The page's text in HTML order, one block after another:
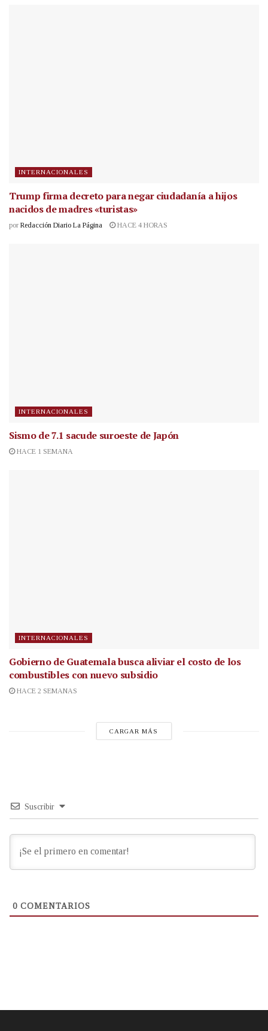
INTERNACIONALES
Trump firma decreto para negar ciudadanía a hijos
nacidos de madres «turistas»
por Redacción Diario La Página HACE 4 HORAS
INTERNACIONALES
Sismo de 7.1 sacude suroeste de Japón
HACE 1 SEMANA
INTERNACIONALES
Gobierno de Guatemala busca aliviar el costo de los
combustibles con nuevo subsidio
HACE 2 SEMANAS
CARGAR MÁS
Suscribir
0 COMENTARIOS